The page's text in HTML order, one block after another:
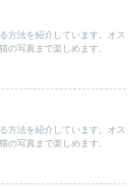
方法を紹介しています。オス
の写真まで楽しめます。
方法を紹介しています。オス
の写真まで楽しめます。